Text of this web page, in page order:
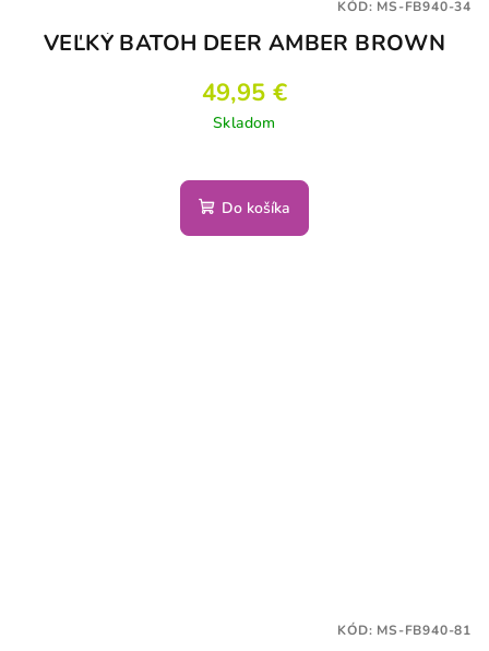
VEĽKÝ BATOH DEER AMBER BROWN
49,95 €
Skladom
Do košíka
KÓD: MS-FB940-34
KÓD: MS-FB940-81